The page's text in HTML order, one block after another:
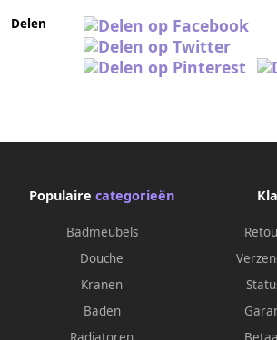
Delen
Populaire categorieën
Badmeubels
Douche
Kranen
Baden